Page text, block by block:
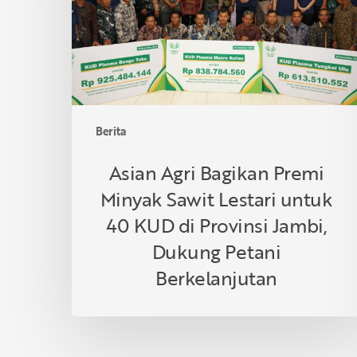
Berita
Sawit
Lestari
untuk
40
KUD
Provinsi
Dukung
Petani
Berkelanjutan
Asian Agri Bagikan Premi
Minyak Sawit Lestari untuk
40 KUD di Provinsi Jambi,
Dukung Petani
Berkelanjutan